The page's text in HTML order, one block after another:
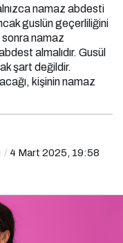
namaz abdesti
guslün geçerliliğini
namaz
almalıdır. Gusül
şart değildir.
kişinin namaz
4 Mart 2025, 19:58